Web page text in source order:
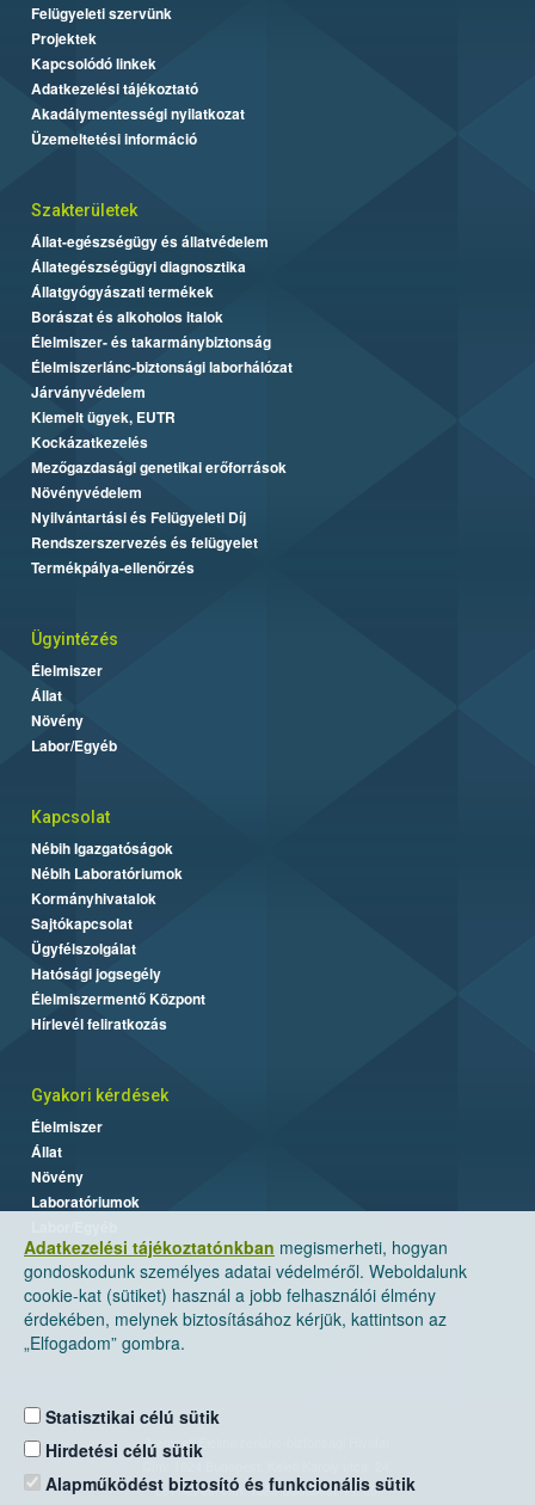
Adatkezelési tájékoztatónkban megismerheti, hogyan
gondoskodunk személyes adatai védelméről. Weboldalunk
cookie-kat (sütiket) használ a jobb felhasználói élmény
érdekében, melynek biztosításához kérjük, kattintson az
„Elfogadom” gombra.
Statisztikai célú sütik
Hirdetési célú sütik
Alapműködést biztosító és funkcionális sütik
Felügyeleti szervünk
Projektek
Kapcsolódó linkek
Adatkezelési tájékoztató
Akadálymentességi nyilatkozat
Üzemeltetési információ
Szakterületek
Állat-egészségügy és állatvédelem
Állategészségügyi diagnosztika
Állatgyógyászati termékek
Borászat és alkoholos italok
Élelmiszer- és takarmánybiztonság
Élelmiszerlánc-biztonsági laborhálózat
Járványvédelem
Kiemelt ügyek, EUTR
Kockázatkezelés
Mezőgazdasági genetikai erőforrások
Növényvédelem
Nyilvántartási és Felügyeleti Díj
Rendszerszervezés és felügyelet
Termékpálya-ellenőrzés
Ügyintézés
Élelmiszer
Állat
Növény
Labor/Egyéb
Kapcsolat
Nébih Igazgatóságok
Nébih Laboratóriumok
Kormányhivatalok
Sajtókapcsolat
Ügyfélszolgálat
Hatósági jogsegély
Élelmiszermentő Központ
Hírlevél feliratkozás
Gyakori kérdések
Élelmiszer
Állat
Növény
Laboratóriumok
Nemzeti Élelmiszerlánc-biztonsági Hivatal
Levelezési cím: 1525 Budapest. Pf. 30.